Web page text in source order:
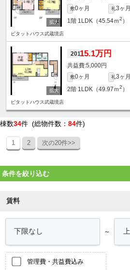
敷0ヶ月 礼3ヶ月
1階 1LDK（45.54ｍ2 ）
ピタットハウス武蔵境店
20115.1万円
5,000円
敷0ヶ月 礼3ヶ月
2階 1LDK（49.97ｍ2 ）
ピタットハウス武蔵境店
棟数34件 (総物件数： 84件)
1 2 次の20件>>
条件を絞り込む
賃料
～
管理費・共益費込み